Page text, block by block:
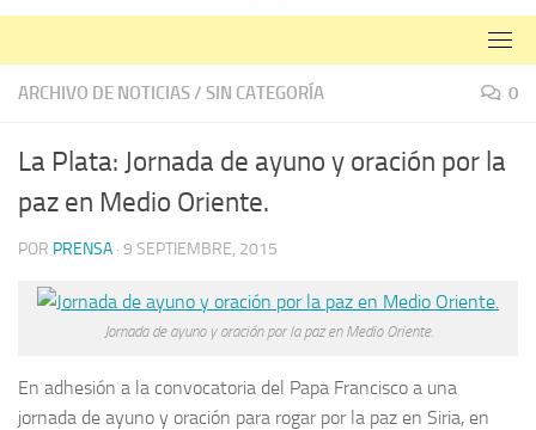
ARCHIVO DE NOTICIAS/ SIN CATEGORÍA 0
La Plata: Jornada de ayuno y oración por la
paz en Medio Oriente.
POR PRENSA · 9 SEPTIEMBRE, 2015
Jornada de ayuno y oración por la paz en Medio Oriente.
En adhesión a la convocatoria del Papa Francisco a una
jornada de ayuno y oración para rogar por la paz en Siria, en